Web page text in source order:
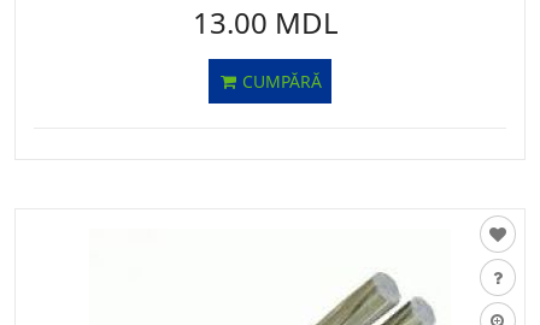
13.00 MDL
CUMPĂRĂ